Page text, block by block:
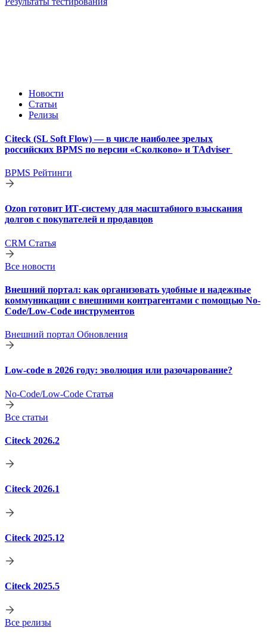
Новости
Статьи
Релизы
Citeck (SL Soft Flow) — в числе наиболее зрелых
российских BPMS по версии «Сколково» и TAdviser
BPMS Рейтинги
Ozon готовит ИТ-систему для масштабного взыскания
долгов с покупателей и продавцов
CRM Статья
Все новости
Внешний портал: как организовать удобные и надежные
коммуникации с внешними контрагентами с помощью No-
Code/Low-Code инструментов
Внешний портал Обновления
Low-code в 2026 году: эволюция или разочарование?
No-Code/Low-Code Статья
Все статьи
Citeck 2026.2
Citeck 2026.1
Citeck 2025.12
Citeck 2025.5
Все релизы